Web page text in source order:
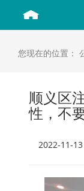
您现在的位置：
顺义区
性，不
2022-11-13